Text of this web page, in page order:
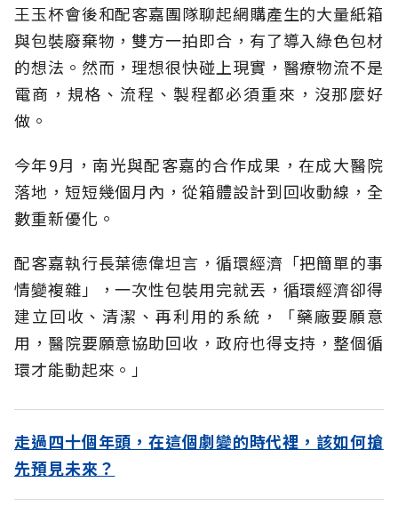
王玉杯會後和配客嘉團隊聊起網購產生的大量紙箱
與包裝廢棄物，雙方一拍即合，有了導入綠色包材
的想法。然而，理想很快碰上現實，醫療物流不是
電商，規格、流程、製程都必須重來，沒那麼好
做。
今年9月，南光與配客嘉的合作成果，在成大醫院
落地，短短幾個月內，從箱體設計到回收動線，全
數重新優化。
配客嘉執行長葉德偉坦言，循環經濟「把簡單的事
情變複雜」，一次性包裝用完就丟，循環經濟卻得
建立回收、清潔、再利用的系統，「藥廠要願意
用，醫院要願意協助回收，政府也得支持，整個循
環才能動起來。」
走過四十個年頭，在這個劇變的時代裡，該如何搶
先預見未來？